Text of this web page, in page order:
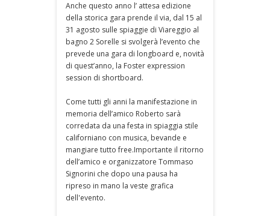
Anche questo anno l’ attesa edizione
della storica gara prende il via, dal 15 al
31 agosto sulle spiaggie di Viareggio al
bagno 2 Sorelle si svolgerà l’evento che
prevede una gara di longboard e, novità
di quest’anno, la Foster expression
session di shortboard.
Come tutti gli anni la manifestazione in
memoria dell’amico Roberto sarà
corredata da una festa in spiaggia stile
californiano con musica, bevande e
mangiare tutto free.Importante il ritorno
dell’amico e organizzatore Tommaso
Signorini che dopo una pausa ha
ripreso in mano la veste grafica
dell'evento.